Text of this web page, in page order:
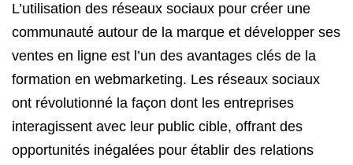
L’utilisation des réseaux sociaux pour créer une
communauté autour de la marque et développer ses
ventes en ligne est l’un des avantages clés de la
formation en webmarketing. Les réseaux sociaux
ont révolutionné la façon dont les entreprises
interagissent avec leur public cible, offrant des
opportunités inégalées pour établir des relations